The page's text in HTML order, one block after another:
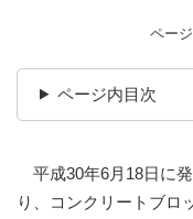
ペー
ページ内目次
平成30年6月18日に
り、コンクリートブロ